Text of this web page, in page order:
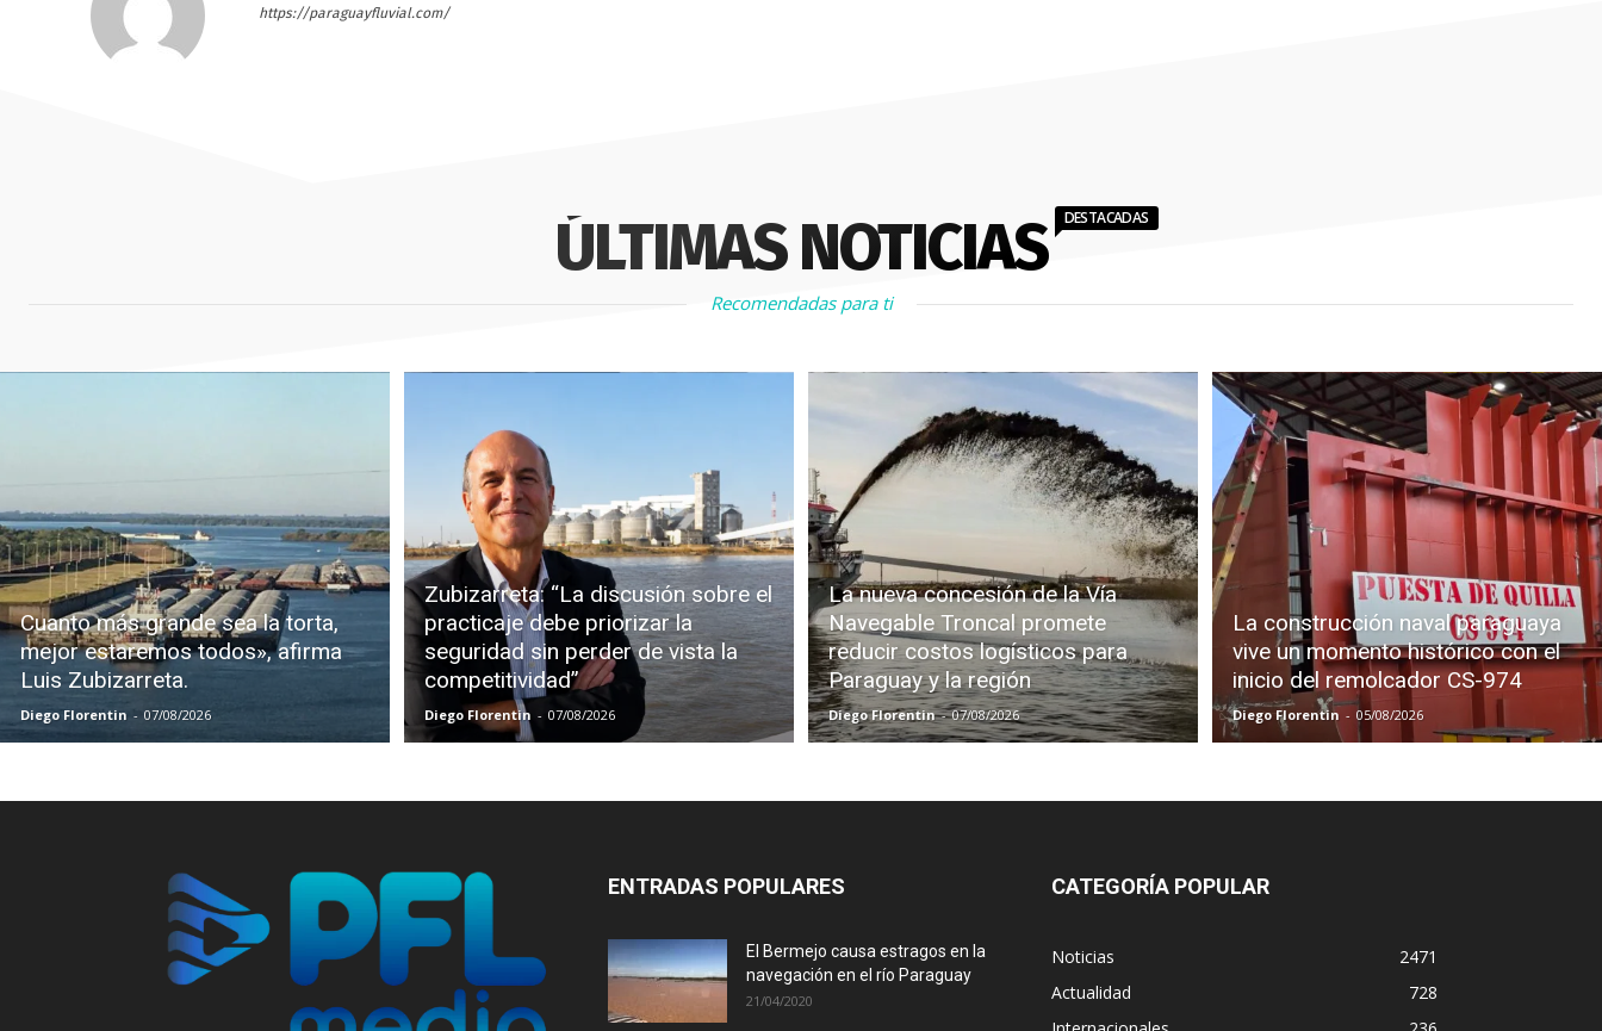
https://paraguayfluvial.com/
ÚLTIMAS NOTICIAS DESTACADAS
Recomendadas para ti
Cuanto más grande sea la torta,
mejor estaremos todos», afirma
Luis Zubizarreta.
Diego Florentin - 07/08/2026
Zubizarreta: “La discusión sobre el
practicaje debe priorizar la
seguridad sin perder de vista la
competitividad”
Diego Florentin - 07/08/2026
La nueva concesión de la Vía
Navegable Troncal promete
reducir costos logísticos para
Paraguay y la región
Diego Florentin - 07/08/2026
La construcción naval paraguaya
vive un momento histórico con el
inicio del remolcador CS-974
Diego Florentin - 05/08/2026
ENTRADAS POPULARES
El Bermejo causa estragos en la
navegación en el río Paraguay
21/04/2020
CATEGORÍA POPULAR
Noticias
2471
Actualidad
728